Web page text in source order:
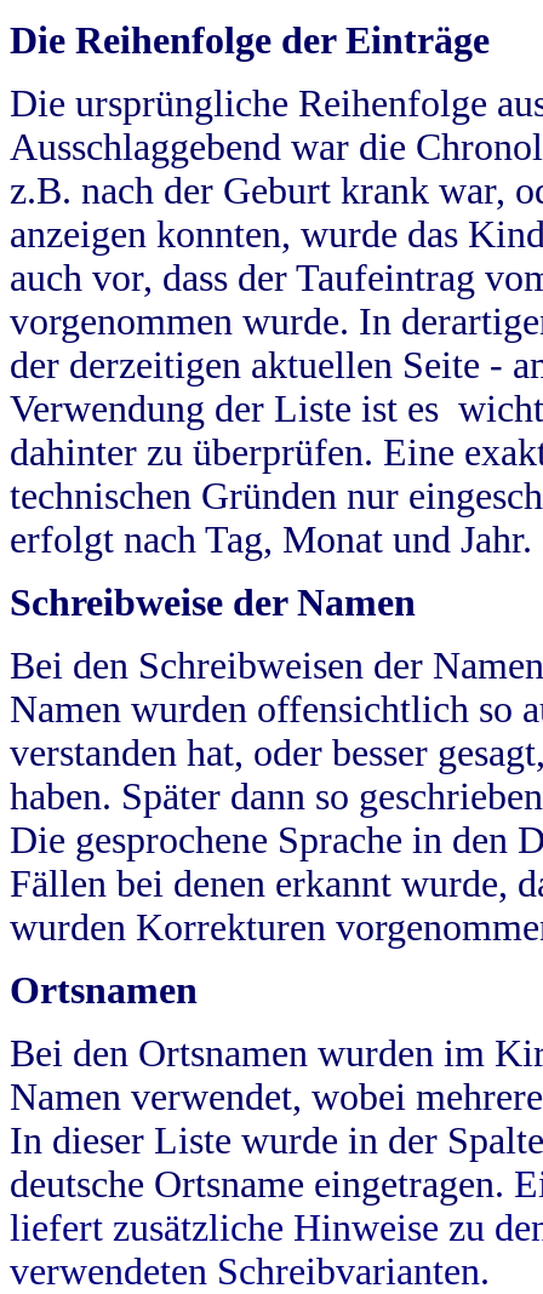
Die Reihenfolge der Einträge
Die ursprüngliche Reihenfolge
Ausschlaggebend war die
z.B. nach der Geburt krank war,
anzeigen konnten, wurde das
auch vor, dass der Taufeintrag
vorgenommen wurde. In
der derzeitigen aktuellen Seite -
Verwendung der Liste ist es
dahinter zu überprüfen. Eine
technischen Gründen nur
erfolgt nach Tag, Monat und Jahr.
Schreibweise der Namen
Bei den Schreibweisen der
Namen wurden offensichtlich so
verstanden hat, oder besser
haben. Später dann so
Die gesprochene Sprache in
Fällen bei denen erkannt wurde,
wurden Korrekturen
Ortsnamen
Bei den Ortsnamen wurden im
Namen verwendet, wobei
In dieser Liste wurde in der
deutsche Ortsname eingetragen.
liefert zusätzliche Hinweise zu
verwendeten Schreibvarianten.